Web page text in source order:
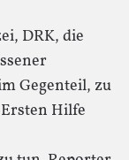
DRK, die
Gegenteil, zu
Hilfe